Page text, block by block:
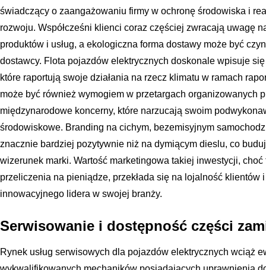
świadczący o zaangażowaniu firmy w ochronę środowiska i
rozwoju. Współcześni klienci coraz częściej zwracają uwagę
produktów i usług, a ekologiczna forma dostawy może być
dostawcy. Flota pojazdów elektrycznych doskonale wpisuje
które raportują swoje działania na rzecz klimatu w ramach
może być również wymogiem w przetargach organizowanych
międzynarodowe koncerny, które narzucają swoim
środowiskowe. Branding na cichym, bezemisyjnym
znacznie bardziej pozytywnie niż na dymiącym dieslu, co
wizerunek marki. Wartość marketingowa takiej inwestycji,
przeliczenia na pieniądze, przekłada się na lojalność klientów
innowacyjnego lidera w swojej branży.
Serwisowanie i dostępność części
Rynek usług serwisowych dla pojazdów elektrycznych wciąż